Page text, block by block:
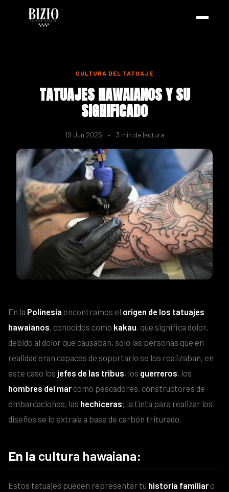
CULTURA DEL TATUAJE
TATUAJES HAWAIANOS Y SU
SIGNIFICADO
19 Jun 2025 • 3 min de lectura
En la Polinesia encontramos el origen de los tatuajes
hawaianos, conocidos como kakau, que significa dolor,
debido al dolor que causaban, solo las personas que en
realidad eran capaces de soportarlo se los realizaban, en
este caso los jefes de las tribus, los guerreros, los
hombres del mar como pescadores, constructores de
embarcaciones, las hechiceras; la tinta para realizar los
diseños se lo extraía a base de carbón triturado.
En la cultura hawaiana:
Estos tatuajes pueden representar tu historia familiar o